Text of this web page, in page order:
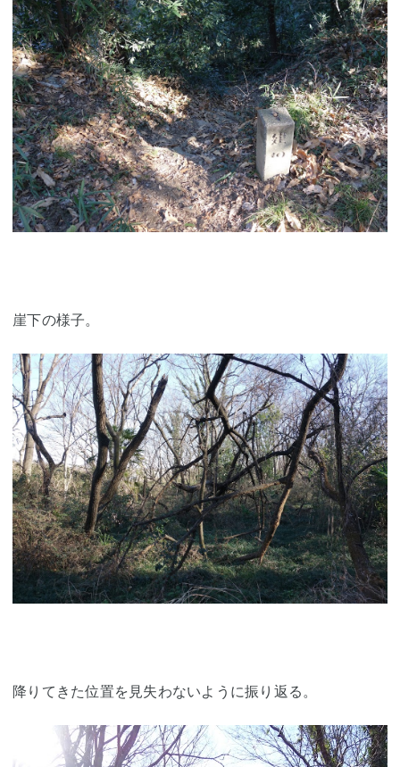
崖下の様子。
降りてきた位置を見失わないように振り返る。